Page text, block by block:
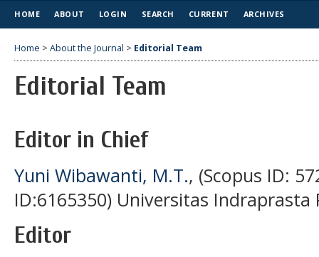
HOME ABOUT LOGIN SEARCH CURRENT ARCHIVES
Home > About the Journal > Editorial Team
Editorial Team
Editor in Chief
Yuni Wibawanti, M.T., (Scopus ID:
ID:6165350) Universitas Indraprasta
Editor